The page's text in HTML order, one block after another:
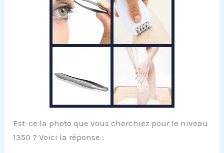
Est-ce la photo que vous cherchiez pour le niveau
1350 ? Voici la réponse :